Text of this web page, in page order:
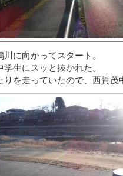
に向かってスタート。
生にスッと抜かれた。
を走っていたので、西賀茂